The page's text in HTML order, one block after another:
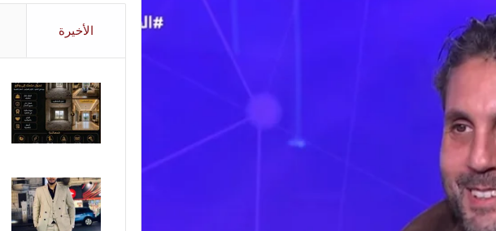
الأخيرة